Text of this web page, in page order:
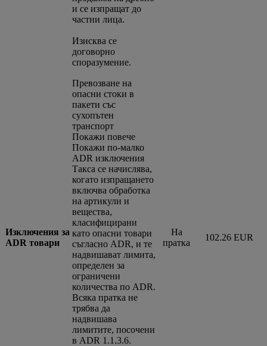
и се изпращат до
частни лица.
Изисква се
договорно
споразумение.
Изключения за
ADR товари
Превозване на
опасни стоки в
пакети със
сухопътен
транспорт
Покажи повече
Покажи по-малко
ADR изключения
Такса се начислява,
когато изпращането
включва обработка
на артикули и
вещества,
класифицирани
като опасни товари
съгласно ADR, и те
надвишават лимита,
определен за
ограничени
количества по ADR.
Всяка пратка не
трябва да
надвишава
лимитите, посочени
в ADR 1.1.3.6.
На
пратка
102.26 EUR